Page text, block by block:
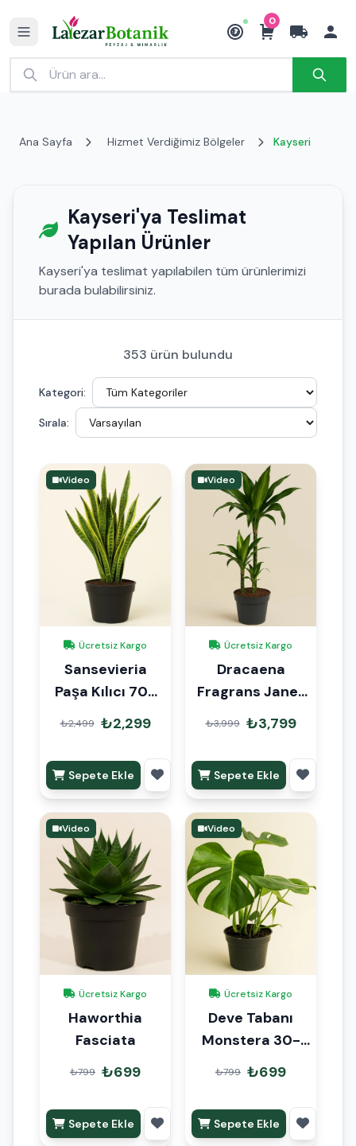
₺
0
Ana Sayfa Hizmet Verdiğimiz Bölgeler Kayseri
Kayseri'ya Teslimat
Yapılan Ürünler
Kayseri'ya teslimat yapılabilen tüm ürünlerimizi
burada bulabilirsiniz.
353 ürün bulundu
Kategori:
Sırala:
Video
Ücretsiz Kargo
Sansevieria
Paşa Kılıcı 70-
80cm
₺2,499 ₺2,299
Sepete Ekle
Video
Ücretsiz Kargo
Dracaena
Fragrans Janet
3 Kök 110cm
₺3,999 ₺3,799
Sepete Ekle
Video
Ücretsiz Kargo
Haworthia
Fasciata
₺799 ₺699
Sepete Ekle
Video
Ücretsiz Kargo
Deve Tabanı
Monstera 30-
40cm
₺799 ₺699
Sepete Ekle